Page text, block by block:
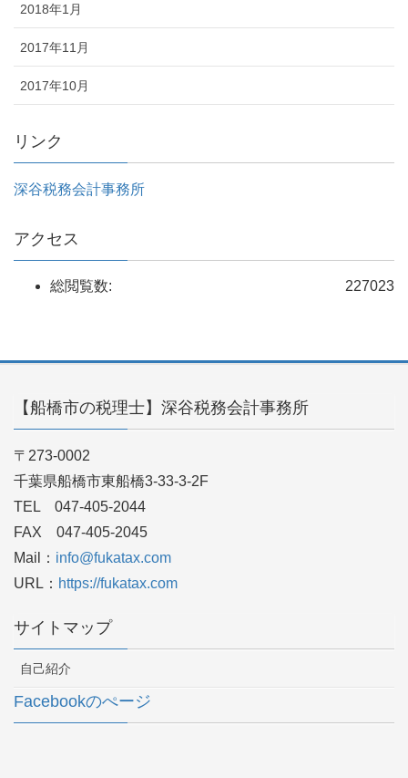
2018年1月
2017年11月
2017年10月
リンク
深谷税務会計事務所
アクセス
227023
総閲覧数:
【船橋市の税理士】深谷税務会計事務所
〒273-0002
千葉県船橋市東船橋3-33-3-2F
TEL 047-405-2044
FAX 047-405-2045
Mail： info@fukatax.com
URL： https://fukatax.com
サイトマップ
自己紹介
Facebookのぺージ